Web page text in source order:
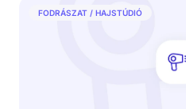
FODRÁSZAT / HAJSTÚDIÓ